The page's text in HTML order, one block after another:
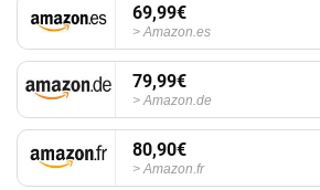
69,99€
Amazon.es
79,99€
Amazon.de
80,90€
Amazon.fr